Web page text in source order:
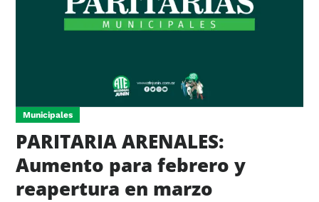
Municipales
PARITARIA ARENALES:
Aumento para febrero y
reapertura en marzo